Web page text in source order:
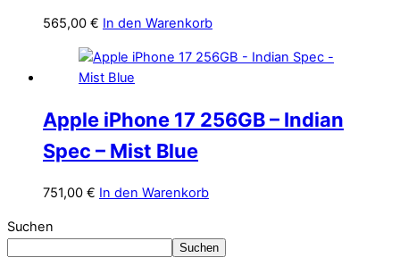
565,00 € In den Warenkorb
Apple iPhone 17 256GB – Indian
Spec – Mist Blue
751,00 € In den Warenkorb
Suchen
Suchen